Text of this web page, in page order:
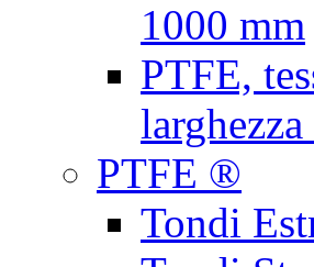
1000 mm
PTFE,
PTFE ®
Tondi